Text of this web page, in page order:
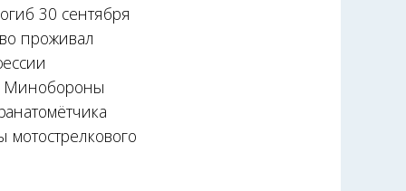
30 сентября
проживал
Минобороны
мотострелкового